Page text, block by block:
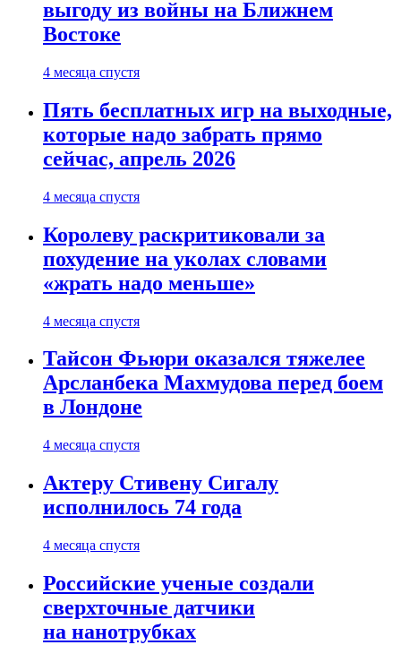
выгоду из войны на Ближнем
Востоке
4 месяца спустя
Пять бесплатных игр на выходные,
которые надо забрать прямо
сейчас, апрель 2026
4 месяца спустя
Королеву раскритиковали за
похудение на уколах словами
«жрать надо меньше»
4 месяца спустя
Тайсон Фьюри оказался тяжелее
Арсланбека Махмудова перед боем
в Лондоне
4 месяца спустя
Актеру Стивену Сигалу
исполнилось 74 года
4 месяца спустя
Российские ученые создали
сверхточные датчики
на нанотрубках